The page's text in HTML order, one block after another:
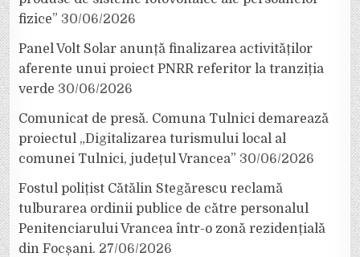
fizice” 30/06/2026
Panel Volt Solar anunță finalizarea activităților
aferente unui proiect PNRR referitor la tranziția
verde 30/06/2026
Comunicat de presă. Comuna Tulnici demarează
proiectul „Digitalizarea turismului local al
comunei Tulnici, județul Vrancea” 30/06/2026
Fostul polițist Cătălin Stegărescu reclamă
tulburarea ordinii publice de către personalul
Penitenciarului Vrancea într-o zonă rezidențială
din Focșani. 27/06/2026